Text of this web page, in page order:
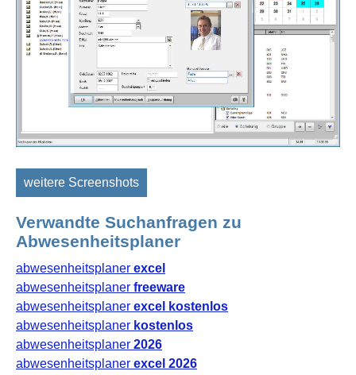
weitere Screenshots
Verwandte Suchanfragen zu
Abwesenheitsplaner
abwesenheitsplaner excel
abwesenheitsplaner freeware
abwesenheitsplaner excel kostenlos
abwesenheitsplaner kostenlos
abwesenheitsplaner 2026
abwesenheitsplaner excel 2026